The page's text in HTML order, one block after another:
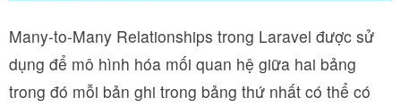
Many-to-Many Relationships trong Laravel được sử
dụng để mô hình hóa mối quan hệ giữa hai bảng
trong đó mỗi bản ghi trong bảng thứ nhất có thể có